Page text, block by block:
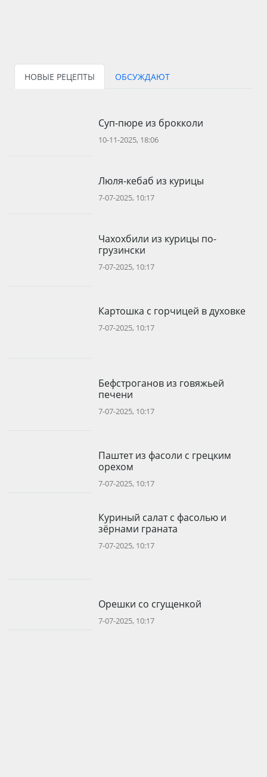
НОВЫЕ РЕЦЕПТЫ ОБСУЖДАЮТ
Суп-пюре из брокколи
10-11-2025, 18:06
Люля-кебаб из курицы
7-07-2025, 10:17
Чахохбили из курицы по-
грузински
7-07-2025, 10:17
Картошка с горчицей в духовке
7-07-2025, 10:17
Бефстроганов из говяжьей
печени
7-07-2025, 10:17
Паштет из фасоли с грецким
орехом
7-07-2025, 10:17
Куриный салат с фасолью и
зёрнами граната
7-07-2025, 10:17
Орешки со сгущенкой
7-07-2025, 10:17